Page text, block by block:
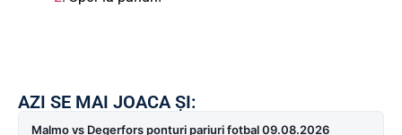
AZI SE MAI JOACA ȘI:
Malmo vs Degerfors ponturi pariuri fotbal 09.08.2026